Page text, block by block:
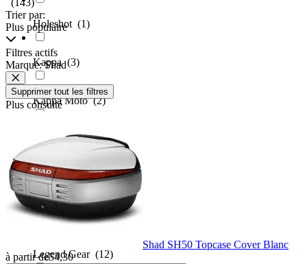
Holeshot (1)
Kappa(3)
Kappa Moto(2)
KLIM(1)
Kriega(32)
Leatt(4)
Legend Gear (12)
(143)
Trier par:
Plus populaire
Filtres actifs
Marque: Shad
Supprimer tout les filtres
Plus consulté
Shad SH50 Topcase Cover Blanc
à partir de54,30